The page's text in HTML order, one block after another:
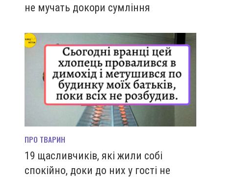
не мучать докори сумління
ПРО ТВАРИН
19 щасливчиків, які жили собі
спокійно, доки до них у гості не